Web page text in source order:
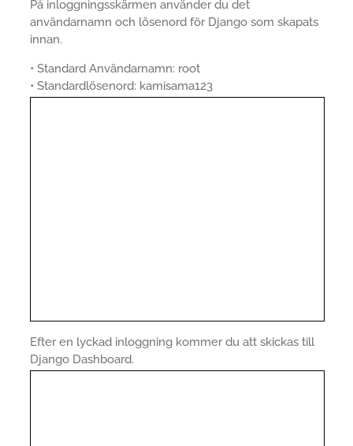
På inloggningsskärmen använder du det
användarnamn och lösenord för Django som skapats
innan.
• Standard Användarnamn: root
• Standardlösenord: kamisama123
Efter en lyckad inloggning kommer du att skickas till
Django Dashboard.